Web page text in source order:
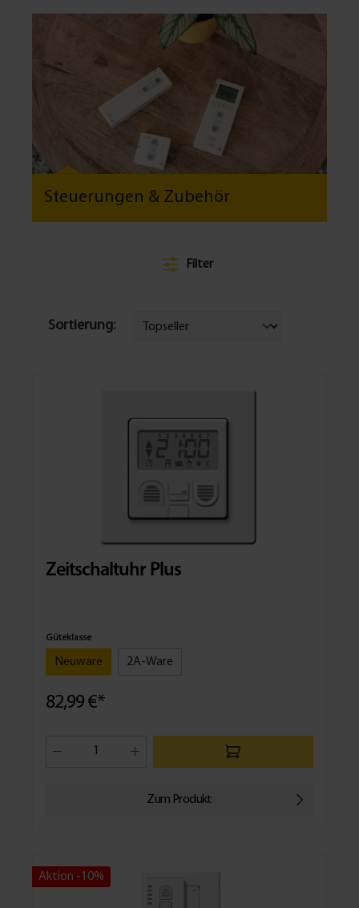
Steuerungen & Zubehör
Filter
Sortierung:
Zeitschaltuhr Plus
Güteklasse
Neuware 2A-Ware
82,99 €*
Zum Produkt
Aktion -10%